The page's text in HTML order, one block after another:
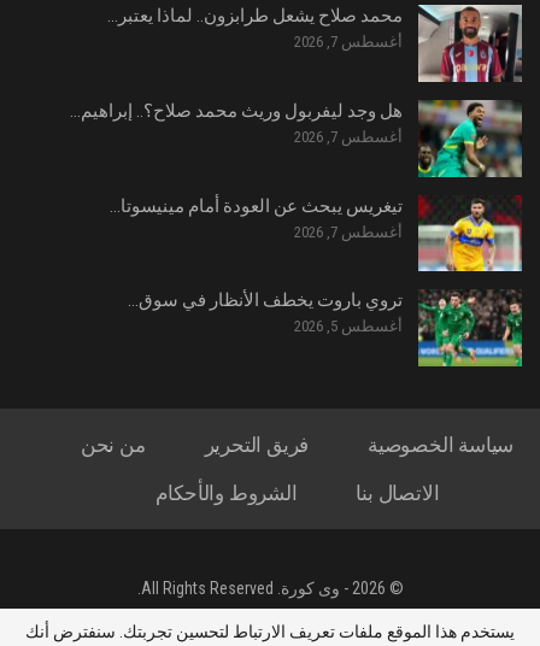
محمد صلاح يشعل طرابزون.. لماذا يعتبر…
أغسطس 7, 2026
هل وجد ليفربول وريث محمد صلاح؟.. إبراهيم…
أغسطس 7, 2026
تيغريس يبحث عن العودة أمام مينيسوتا…
أغسطس 7, 2026
تروي باروت يخطف الأنظار في سوق…
أغسطس 5, 2026
سياسة الخصوصية فريق التحرير
من نحن
الاتصال بنا
الشروط والأحكام
© 2026 - وى كورة. All Rights Reserved.
جميع الحقوق محفوظة لموقع وى كورة - تصميم : ياسين محمد الشحات
يستخدم هذا الموقع ملفات تعريف الارتباط لتحسين تجربتك. سنفترض أنك